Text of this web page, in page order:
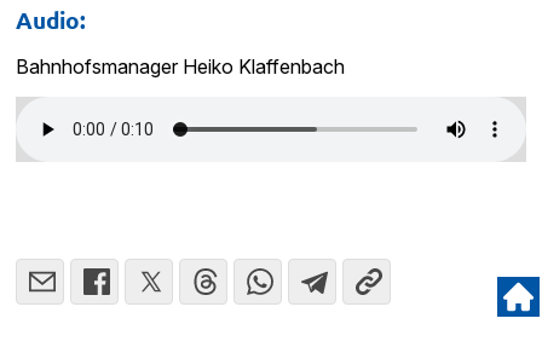
Audio:
Bahnhofsmanager Heiko Klaffenbach